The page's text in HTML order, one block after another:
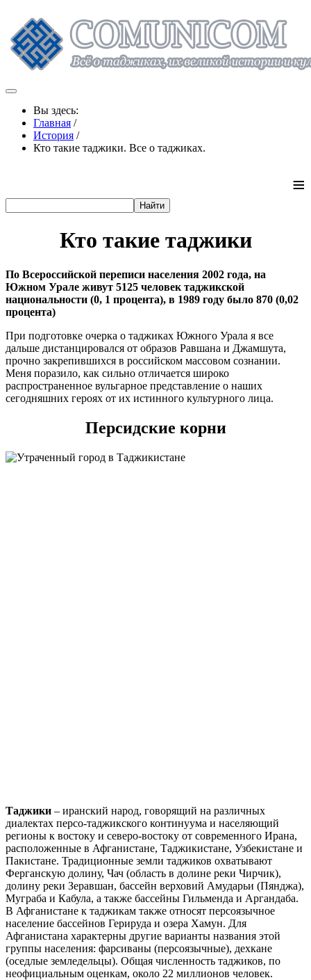
Вы здесь:
Главная /
История /
Кто такие таджики. Все о таджиках.
≡
Кто такие таджики
По Всероссийской переписи населения 2002 года, на
Южном Урале живут 5125 человек таджикской
национальности (0, 1 процента), в 1989 году было 870 (0,02
процента)
При подготовке очерка о таджиках Южного Урала я все
дальше дистанцировался от образов Равшана и Джамшута,
прочно закрепившихся в российском массовом сознании.
Меня поразило, как сильно отличается широко
распространенное вульгарное представление о наших
сегодняшних героях от их истинного культурного лица.
Персидские корни
Таджики – иранский народ, говорящий на различных
диалектах персо-таджикского континуума и населяющий
регионы к востоку и северо-востоку от современного Ирана,
расположенные в Афганистане, Таджикистане, Узбекистане и
Пакистане. Традиционные земли таджиков охватывают
Ферганскую долину, Чач (область в долине реки Чирчик),
долину реки Зеравшан, бассейн верховий Амударьи (Пянджа),
Муграба и Кабула, а также бассейны Гильменда и Аргандаба.
В Афганистане к таджикам также относят персоязычное
население бассейнов Герируда и озера Хамун. Для
Афганистана характерны другие варианты названия этой
группы населения: фарсиваны (персоязычные), дехкане
(оседлые земледельцы). Общая численность таджиков, по
неофициальным оценкам, около 22 миллионов человек.